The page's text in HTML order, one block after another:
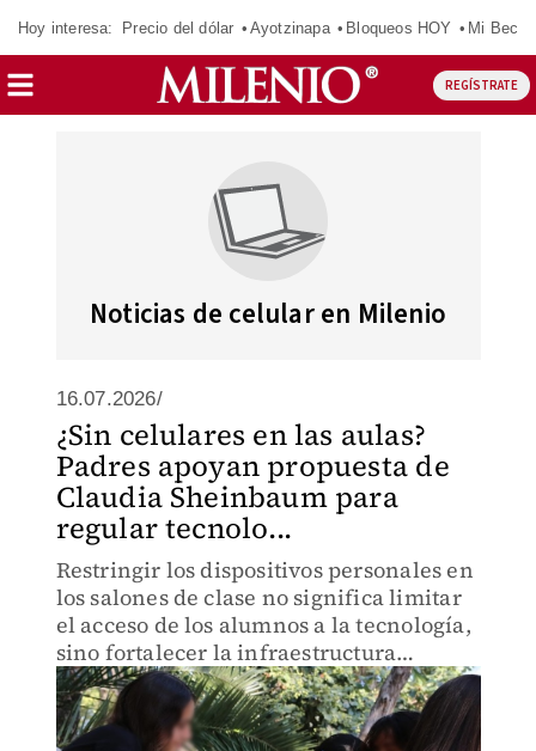
Hoy interesa: Precio del dólar Ayotzinapa Bloqueos HOY Mi Beca
REGÍSTRATE
Noticias de celular en Milenio
16.07.2026/
¿Sin celulares en las aulas?
Padres apoyan propuesta de
Claudia Sheinbaum para
regular tecnolo...
Restringir los dispositivos personales en
los salones de clase no significa limitar
el acceso de los alumnos a la tecnología,
sino fortalecer la infraestructura
educativa para que el aprendizaje
digital se realice en condiciones de
igualdad.